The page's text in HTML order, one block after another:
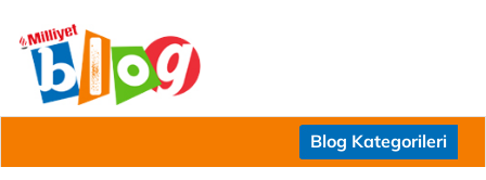
Blog Kategorileri